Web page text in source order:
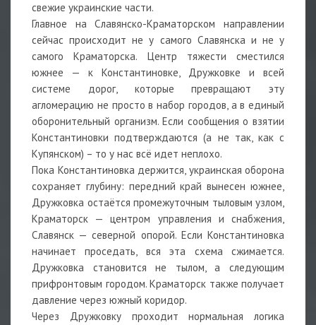
свежие украинские части.
Главное на Славянско-Краматорском направлении
сейчас происходит не у самого Славянска и не у
самого Краматорска. Центр тяжести сместился
южнее — к Константиновке, Дружковке и всей
системе дорог, которые превращают эту
агломерацию не просто в набор городов, а в единый
оборонительный организм. Если сообщения о взятии
Константиновки подтверждаются (а не так, как с
Купянском) – то у нас всё идет неплохо.
Пока Константиновка держится, украинская оборона
сохраняет глубину: передний край вынесен южнее,
Дружковка остаётся промежуточным тыловым узлом,
Краматорск — центром управления и снабжения,
Славянск — северной опорой. Если Константиновка
начинает проседать, вся эта схема сжимается.
Дружковка становится не тылом, а следующим
прифронтовым городом. Краматорск также получает
давление через южный коридор.
Через Дружковку проходит нормальная логика